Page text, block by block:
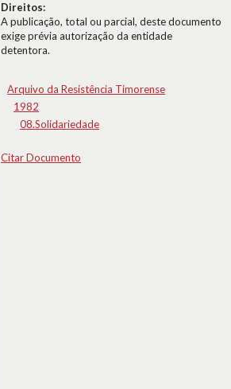
Direitos:
A publicação, total ou parcial, deste documento
exige prévia autorização da entidade
detentora.
Arquivo da Resistência Timorense
1982
08.Solidariedade
Citar Documento